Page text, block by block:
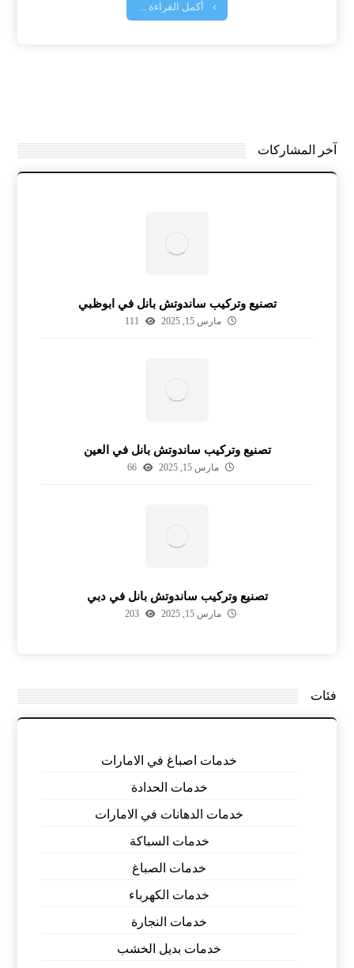
أكمل القراءة ...
آخر المشاركات
تصنيع وتركيب ساندوتش بانل في ابوظبي
مارس 15, 2025 111
تصنيع وتركيب ساندوتش بانل في العين
مارس 15, 2025 66
تصنيع وتركيب ساندوتش بانل في دبي
مارس 15, 2025 203
فئات
خدمات اصباغ في الامارات
خدمات الحدادة
خدمات الدهانات في الامارات
خدمات السباكة
خدمات الصباغ
خدمات الكهرباء
خدمات النجارة
خدمات بديل الخشب